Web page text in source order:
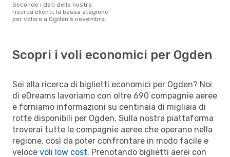
Secondo i dati della nostra
ricerca clienti, la bassa stagione
per volare a Ogden è novembre.
Scopri i voli economici per Ogden
Sei alla ricerca di biglietti economici per Ogden? Noi
di eDreams lavoriamo con oltre 690 compagnie aeree
e forniamo informazioni su centinaia di migliaia di
rotte disponibili per Ogden. Sulla nostra piattaforma
troverai tutte le compagnie aeree che operano nella
regione, così da poter confrontare in modo facile e
veloce voli low cost. Prenotando biglietti aerei con